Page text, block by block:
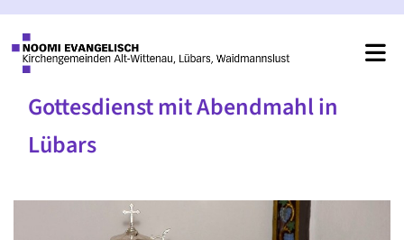
Gottesdienst mit Abendmahl in
Lübars